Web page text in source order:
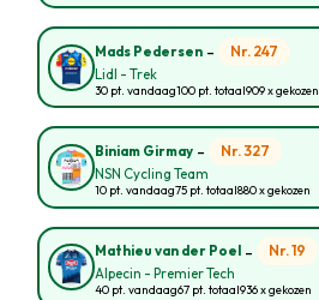
Mads Pedersen - Nr. 247
Lidl - Trek
30 pt. vandaag100 pt. totaal909 x gekozen
Biniam Girmay - Nr. 327
NSN Cycling Team
10 pt. vandaag75 pt. totaal880 x gekozen
Mathieu van der Poel - Nr. 19
Alpecin - Premier Tech
40 pt. vandaag67 pt. totaal936 x gekozen